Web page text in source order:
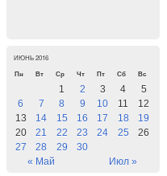
ИЮНЬ 2016
Пн
Вт Ср Чт Пт Сб Вс
« Май Июл »
1 2 3 4
5
6
7 8 9 10 11
12
13
14 15 16 17 18
19
20
21 22 23 24 25
26
27
28 29 30